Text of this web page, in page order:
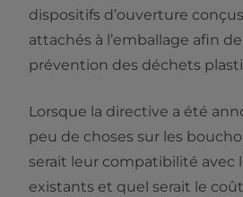
dispositifs d’ouverture
attachés à l’emballage afin
prévention des déchets
Lorsque la directive a été
peu de choses sur les
serait leur compatibilité avec
existants et quel serait le